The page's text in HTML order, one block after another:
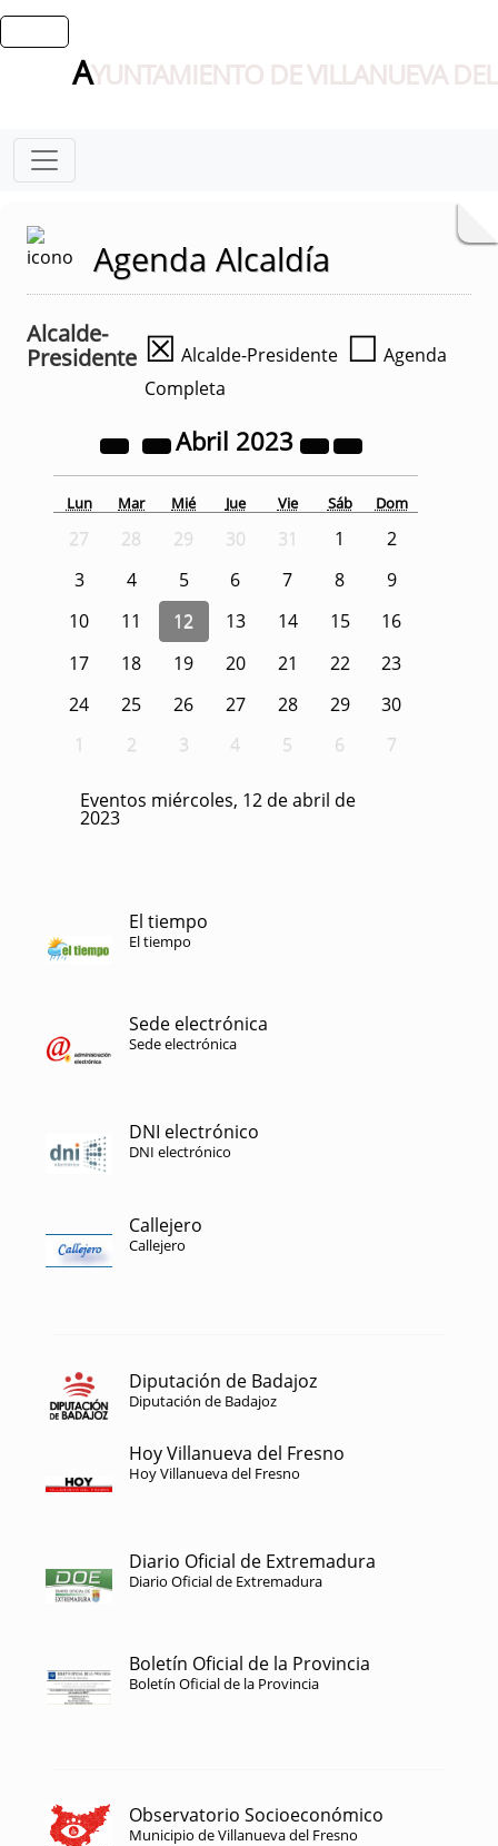
AYUNTAMIENTO DE VILLANUEVA
Agenda Alcaldía
Alcalde-
Presidente ☒ Alcalde-Presidente ☐ Agenda
Completa
Abril 2023
Lun Mar Mié Jue Vie Sáb Dom
27 28 29 30 31 1
2
3
4 5 6 7 8
9
10
11 12 13 14 15
16
17
18 19 20 21 22
23
24
25 26 27 28 29
30
1
2 3 4 5 6 7
Eventos miércoles, 12 de abril de
2023
El tiempo
El tiempo
Sede electrónica
Sede electrónica
DNI electrónico
DNI electrónico
Callejero
Callejero
Diputación de Badajoz
Diputación de Badajoz
Hoy Villanueva del Fresno
Hoy Villanueva del Fresno
Diario Oficial de Extremadura
Diario Oficial de Extremadura
Boletín Oficial de la Provincia
Boletín Oficial de la Provincia
Observatorio Socioeconómico
Municipio de Villanueva del Fresno